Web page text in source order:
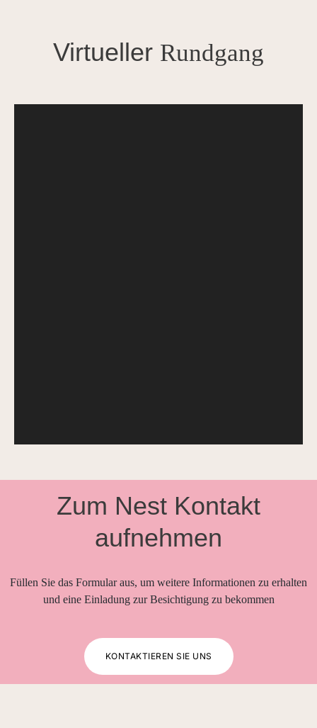
Virtueller Rundgang
Zum Nest Kontakt
aufnehmen
Füllen Sie das Formular aus, um weitere Informationen zu erhalten
und eine Einladung zur Besichtigung zu bekommen
KONTAKTIEREN SIE UNS